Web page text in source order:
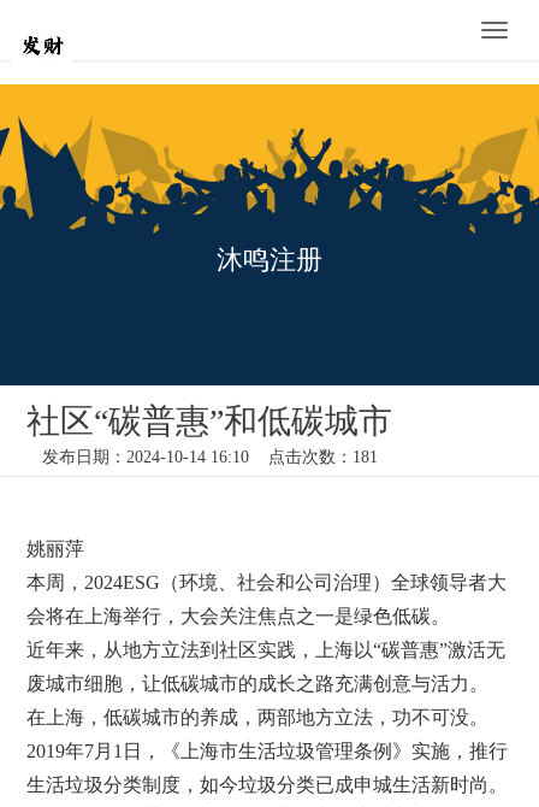
Toggle
沐鸣注册
社区“碳普惠”和低碳城市
发布日期：2024-10-14 16:10 点击次数：181
姚丽萍
本周，2024ESG（环境、社会和公司治理）全球领导者大
会将在上海举行，大会关注焦点之一是绿色低碳。
近年来，从地方立法到社区实践，上海以“碳普惠”激活无
废城市细胞，让低碳城市的成长之路充满创意与活力。
在上海，低碳城市的养成，两部地方立法，功不可没。
2019年7月1日，《上海市生活垃圾管理条例》实施，推行
生活垃圾分类制度，如今垃圾分类已成申城生活新时尚。